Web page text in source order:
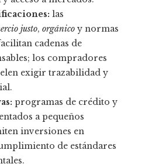
las
justo, orgánico y normas
cadenas de
los compradores
exigir trazabilidad y
programas de crédito y
a pequeños
inversiones en
de estándares